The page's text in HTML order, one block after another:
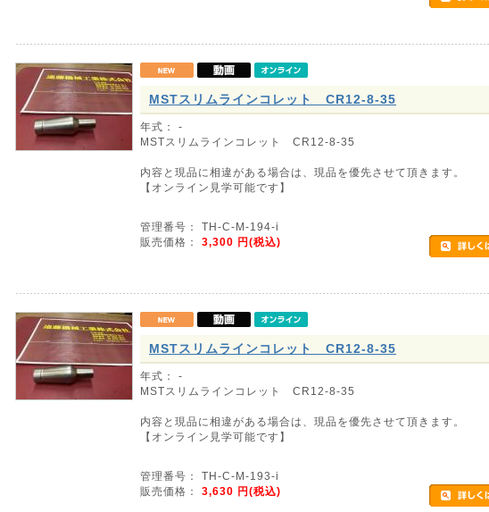
MSTスリムラインコレット CR12-8-35
年式： -
MSTスリムラインコレット CR12-8-35
内容と現品に相違がある場合は、現品を優先させて頂きます。
【オンライン見学可能です】
管理番号： TH-C-M-194-i
販売価格： 3,300 円(税込)
MSTスリムラインコレット CR12-8-35
年式： -
MSTスリムラインコレット CR12-8-35
内容と現品に相違がある場合は、現品を優先させて頂きます。
【オンライン見学可能です】
管理番号： TH-C-M-193-i
販売価格： 3,630 円(税込)